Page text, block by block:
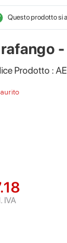
Questo prodotto si
Prodotto :
IVA